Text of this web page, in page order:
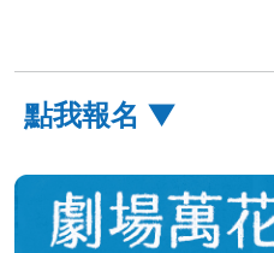
點我報名 ▼